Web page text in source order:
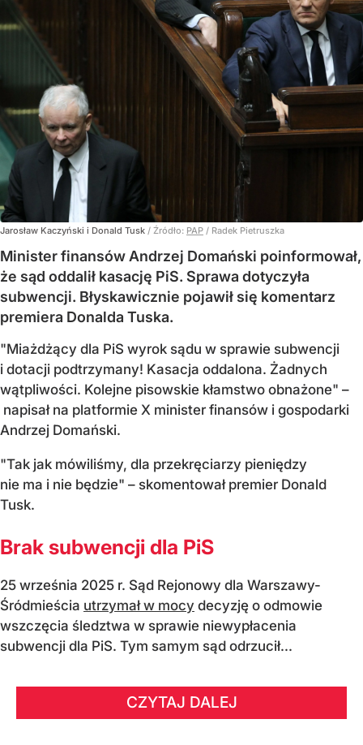
Jarosław Kaczyński i Donald Tusk / Źródło: PAP / Radek Pietruszka
Minister finansów Andrzej Domański poinformował,
że sąd oddalił kasację PiS. Sprawa dotyczyła
subwencji. Błyskawicznie pojawił się komentarz
premiera Donalda Tuska.
"Miażdżący dla PiS wyrok sądu w sprawie subwencji
i dotacji podtrzymany! Kasacja oddalona. Żadnych
wątpliwości. Kolejne pisowskie kłamstwo obnażone" –
napisał na platformie X minister finansów i gospodarki
Andrzej Domański.
"Tak jak mówiliśmy, dla przekręciarzy pieniędzy
nie ma i nie będzie" – skomentował premier Donald
Tusk.
Brak subwencji dla PiS
25 września 2025 r. Sąd Rejonowy dla Warszawy-
Śródmieścia utrzymał w mocy decyzję o odmowie
wszczęcia śledztwa w sprawie niewypłacenia
subwencji dla PiS. Tym samym sąd odrzucił...
CZYTAJ DALEJ